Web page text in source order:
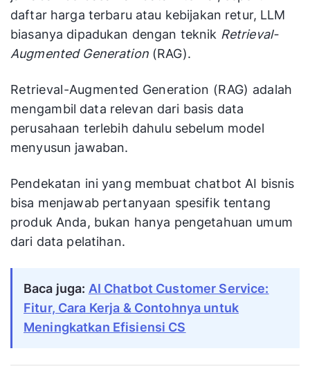
daftar harga terbaru atau kebijakan retur, LLM
biasanya dipadukan dengan teknik Retrieval-
Augmented Generation(RAG).
Retrieval-Augmented Generation (RAG) adalah
mengambil data relevan dari basis data
perusahaan terlebih dahulu sebelum model
menyusun jawaban.
Pendekatan ini yang membuat chatbot AI bisnis
bisa menjawab pertanyaan spesifik tentang
produk Anda, bukan hanya pengetahuan umum
dari data pelatihan.
Baca juga: AI Chatbot Customer Service:
Fitur, Cara Kerja & Contohnya untuk
Meningkatkan Efisiensi CS